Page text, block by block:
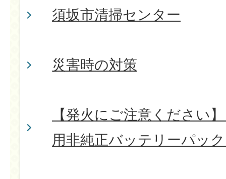
須坂市清掃センター
災害時の対策
【発火にご注意ください
用非純正バッテリーパッ